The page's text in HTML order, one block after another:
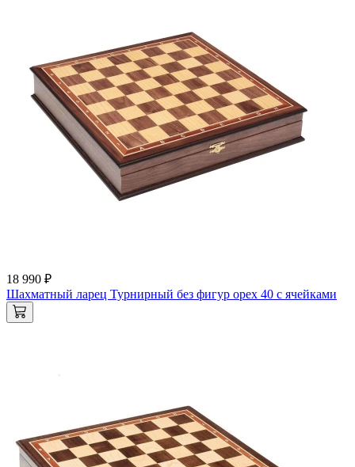
18 990 ₽
Шахматный ларец Турнирный без фигур орех 40 с ячейками